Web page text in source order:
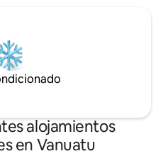
alojamientos
en Vanuatu